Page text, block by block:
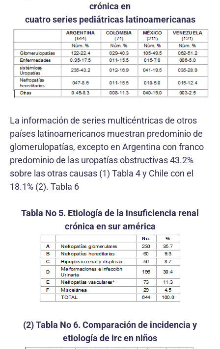
crónica en
cuatro series pediátricas latinoamericanas
La información de series multicéntricas de otros
países latinoamericanos muestran predominio de
glomerulopatías, excepto en Argentina con franco
predominio de las uropatías obstructivas 43.2%
sobre las otras causas (1) Tabla 4 y Chile con el
18.1% (2). Tabla 6
Tabla No 5. Etiología de la insuficiencia renal
crónica en sur américa
(2) Tabla No 6. Comparación de incidencia y
etiología de irc en niños